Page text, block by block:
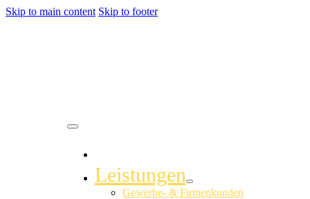
Skip to main content Skip to footer
Leistungen
Gewerbe- & Firmenkunden